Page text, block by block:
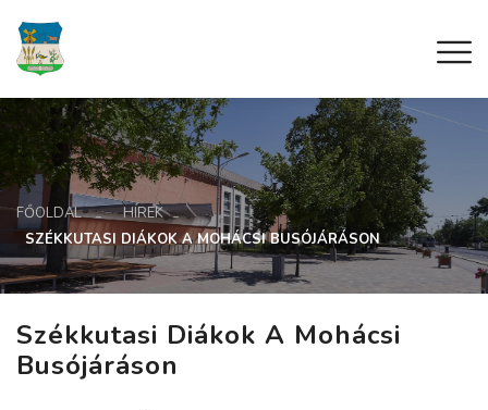
FŐOLDAL
HÍREK
SZÉKKUTASI DIÁKOK A MOHÁCSI BUSÓJÁRÁSON
Székkutasi Diákok A Mohácsi
Busójáráson